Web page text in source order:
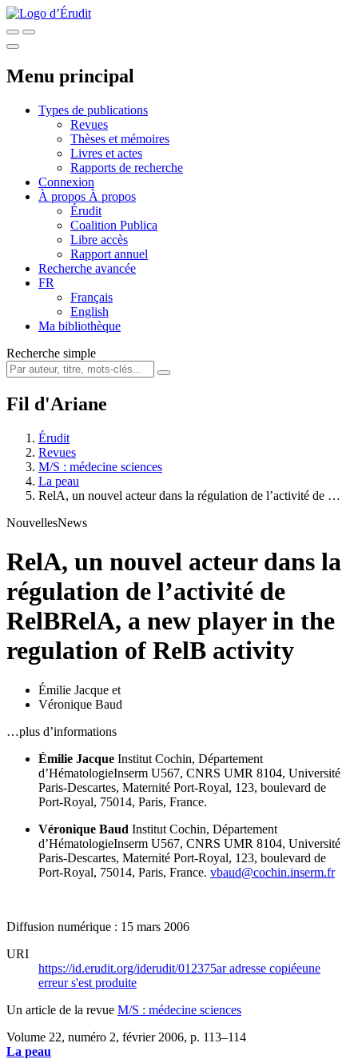
Menu principal
Types de publications
Revues
Thèses et mémoires
Livres et actes
Rapports de recherche
Connexion
À propos À propos
Érudit
Coalition Publica
Libre accès
Rapport annuel
Recherche avancée
FR
Français
English
Ma bibliothèque
Recherche simple
Fil d'Ariane
Érudit
Revues
M/S : médecine sciences
La peau
RelA, un nouvel acteur dans la régulation de l’activité de …
NouvellesNews
RelA, un nouvel acteur dans la
régulation de l’activité de
RelBRelA, a new player in the
regulation of RelB activity
Émilie Jacque et
Véronique Baud
…plus d’informations
Émilie Jacque Institut Cochin, Département
d’HématologieInserm U567, CNRS UMR 8104, Université
Paris-Descartes, Maternité Port-Royal, 123, boulevard de
Port-Royal, 75014, Paris, France.
Véronique Baud Institut Cochin, Département
d’HématologieInserm U567, CNRS UMR 8104, Université
Paris-Descartes, Maternité Port-Royal, 123, boulevard de
Port-Royal, 75014, Paris, France. vbaud@cochin.inserm.fr
Diffusion numérique : 15 mars 2006
URI
https://id.erudit.org/iderudit/012375aradresse copiéeune
erreur s'est produite
Un article de la revue M/S : médecine sciences
Volume 22, numéro 2, février 2006, p. 113–114
La peau